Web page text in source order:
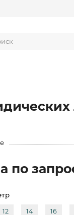
по
12 14 16